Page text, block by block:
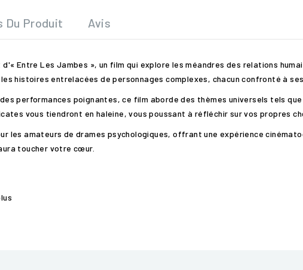
Du Produit Avis
Entre Les Jambes », un film qui explore les méandres des relations
histoires entrelacées de personnages complexes, chacun confronté à
performances poignantes, ce film aborde des thèmes universels tels
vous tiendront en haleine, vous poussant à réfléchir sur vos propres
les amateurs de drames psychologiques, offrant une expérience
toucher votre cœur.